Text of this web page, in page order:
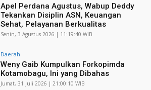
Apel Perdana Agustus, Wabup Deddy
Tekankan Disiplin ASN, Keuangan
Sehat, Pelayanan Berkualitas
Senin, 3 Agustus 2026 | 11:19:40 WIB
Daerah
Weny Gaib Kumpulkan Forkopimda
Kotamobagu, Ini yang Dibahas
Jumat, 31 Juli 2026 | 21:00:10 WIB